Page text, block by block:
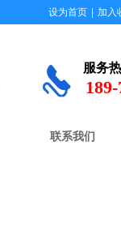
服务
联系我们
设为首页 加入